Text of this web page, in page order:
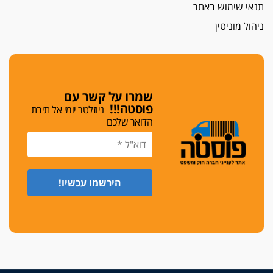
כפר מנדא: עורך דין נעצר בחשד להחזקת שני אקדח
בימ"ש מחוזי: החלטת עמית בכר לדחות מינוי מנכ"ל
חדש ללשכה אינה סבירה
משפחה ופוליטיקה
עו"ד גלעד מנשה ויאיר בכורו חגגו בר מצווה, שרי
תנאי שימוש באתר
ניהול מוניטין
שמרו על קשר עם
פוסטה!!! ניוזלטר יומי אל תיבת
הדואר שלכם